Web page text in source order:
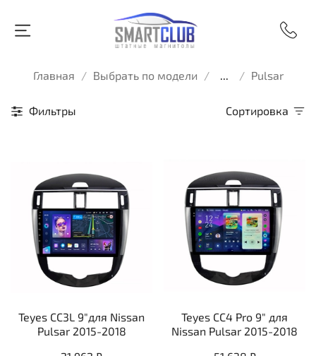
Главная Выбрать по модели ... Pulsar
Фильтры Сортировка
Teyes CC3L 9"для Nissan
Pulsar 2015-2018
Teyes CC4 Pro 9" для
Nissan Pulsar 2015-2018